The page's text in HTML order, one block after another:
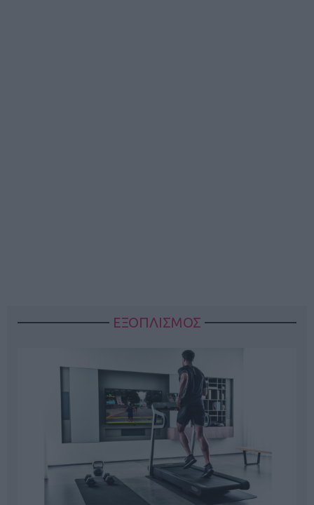
ΕΞΟΠΛΙΣΜΟΣ